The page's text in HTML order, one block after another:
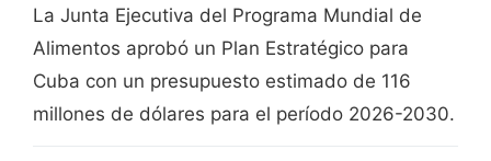
La Junta Ejecutiva del Programa Mundial de
Alimentos aprobó un Plan Estratégico para
Cuba con un presupuesto estimado de 116
millones de dólares para el período 2026-2030.